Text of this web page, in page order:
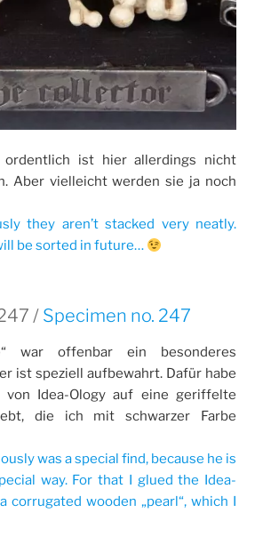
ordentlich ist hier allerdings nicht
Aber vielleicht werden sie ja noch
they aren’t stacked very neatly.
be sorted in future…
/ Specimen no. 247
war offenbar ein besonderes
ist speziell aufbewahrt. Dafür habe
von Idea-Ology auf eine geriffelte
die ich mit schwarzer Farbe
was a special find, because he is
way. For that I glued the Idea-
corrugated wooden „pearl“, which I